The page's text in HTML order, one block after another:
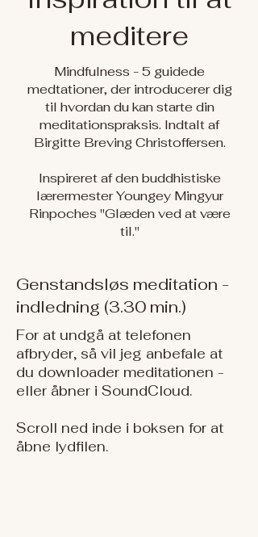
meditere
Mindfulness - 5 guidede
medtationer, der introducerer dig
til hvordan du kan starte din
meditationspraksis. Indtalt af
Birgitte Breving Christoffersen.
Inspireret af den buddhistiske
lærermester Youngey Mingyur
Rinpoches "Glæden ved at være
til."
Genstandsløs meditation -
indledning (3.30 min.)
For at undgå at telefonen
afbryder, så vil jeg anbefale at
du downloader meditationen -
eller åbner i SoundCloud.
Scroll ned inde i boksen for at
åbne lydfilen.